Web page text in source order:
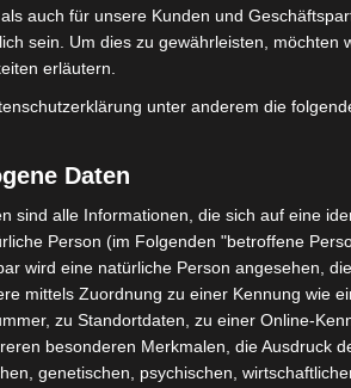
Brand im „Haus der Begegnung“ in
Neuwarmbüchen schnell
Celle: Mensch stirbt bei Bagger-
Unfall auf Baustelle
auch für unsere Kunden und
sein. Um dies zu gewährleisten, möchten
erläutern.
unter anderem die
Daten
sind alle Informationen, die sich auf eine
Person (im Folgenden "betroffene
wird eine natürliche Person angesehen,
mittels Zuordnung zu einer Kennung wie
zu Standortdaten, zu einer Online-
besonderen Merkmalen, die Ausdruck
genetischen, psychischen,